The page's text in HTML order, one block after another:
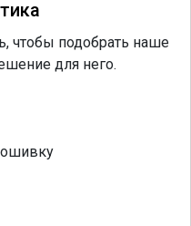
чтобы подобрать наше
для него.